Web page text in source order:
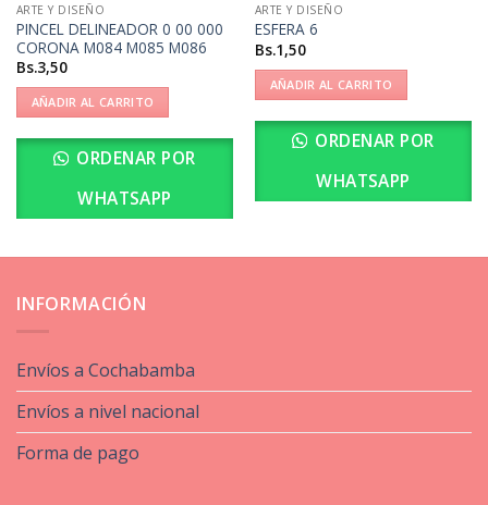
ARTE Y DISEÑO
PINCEL DELINEADOR 0 00 000
CORONA M084 M085 M086
Bs.3,50
AÑADIR AL CARRITO
ORDENAR POR
WHATSAPP
ARTE Y DISEÑO
ESFERA 6
Bs.1,50
AÑADIR AL CARRITO
ORDENAR POR
WHATSAPP
INFORMACIÓN
Envíos a Cochabamba
Envíos a nivel nacional
Forma de pago